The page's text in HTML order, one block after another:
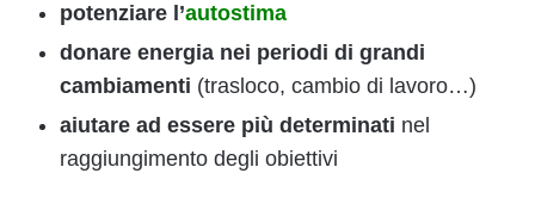
potenziare l’autostima
donare energia nei periodi di grandi
cambiamenti (trasloco, cambio di lavoro…)
aiutare ad essere più determinati nel
raggiungimento degli obiettivi